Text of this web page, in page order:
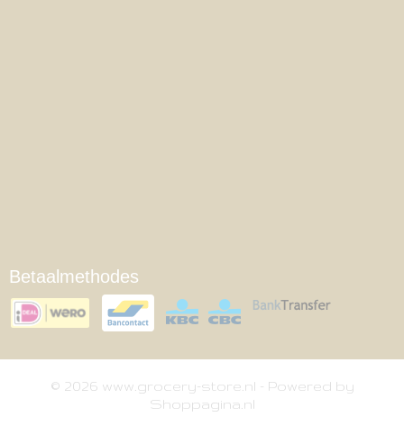
Betaalmethodes
© 2026 www.grocery-store.nl - Powered by
Shoppagina.nl